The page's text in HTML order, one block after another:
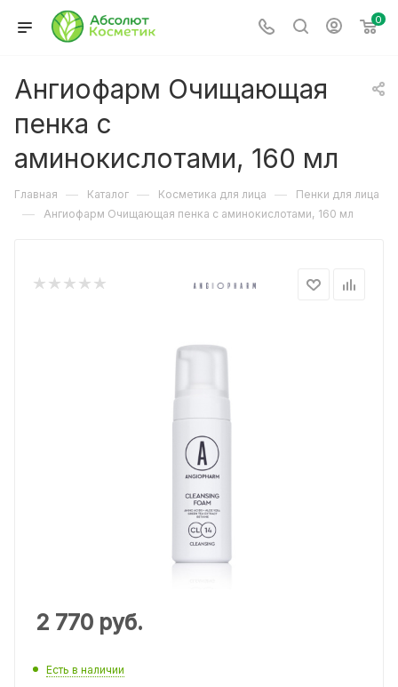
0
Ангиофарм Очищающая
пенка с
аминокислотами, 160 мл
Главная — Каталог — Косметика для лица — Пенки для лица
— Ангиофарм Очищающая пенка с аминокислотами, 160 мл
2 770 руб.
Есть в наличии